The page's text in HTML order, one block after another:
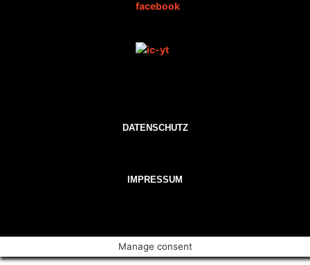
DATENSCHUTZ
IMPRESSUM
Manage consent